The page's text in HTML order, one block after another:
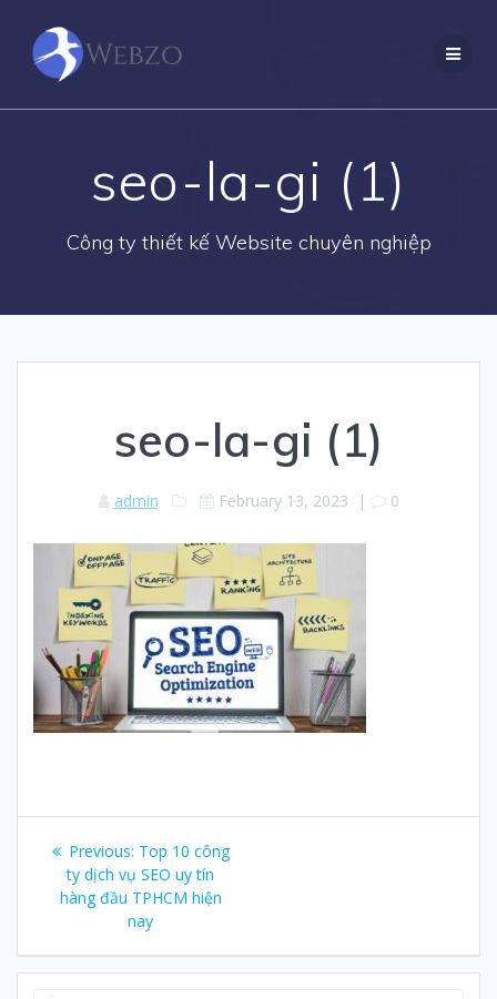
seo-la-gi (1)
Công ty thiết kế Website chuyên nghiệp
seo-la-gi (1)
admin February 13, 2023 | 0
Post
navigation
Previous: Previous
post:
Top 10 công
ty dịch vụ SEO uy tín
hàng đầu TPHCM hiện
nay